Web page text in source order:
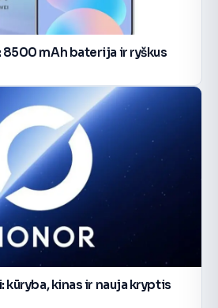
8500 mAh baterija ir ryškus
kinas ir nauja kryptis